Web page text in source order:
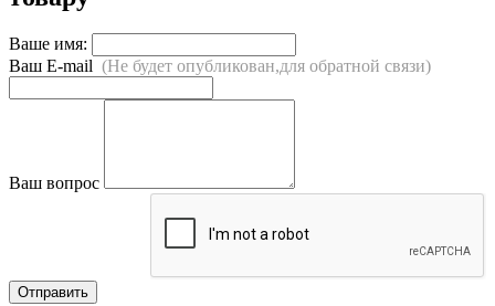
Ваше имя:
Ваш E-mail (Не будет опубликован,для обратной связи)
Ваш вопрос
Отправить